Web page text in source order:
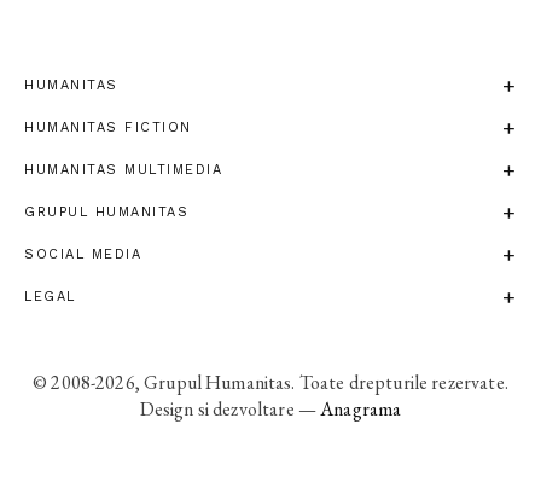
HUMANITAS
HUMANITAS FICTION
HUMANITAS MULTIMEDIA
GRUPUL HUMANITAS
SOCIAL MEDIA
LEGAL
© 2008-2026, Grupul Humanitas. Toate drepturile rezervate.
Design si dezvoltare —Anagrama